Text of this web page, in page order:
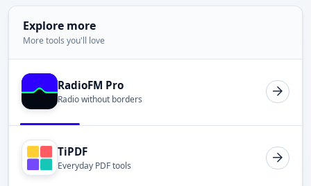
Explore more
More tools you'll love
RadioFM Pro
Radio without borders
TiPDF
Everyday PDF tools